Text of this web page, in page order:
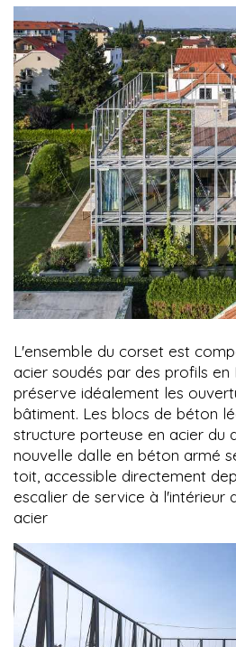
L'ensemble du corset est
acier soudés par des profils en
préserve idéalement les
bâtiment. Les blocs de béton
structure porteuse en acier du
nouvelle dalle en béton armé
toit, accessible directement
escalier de service à l'intérieur
acier